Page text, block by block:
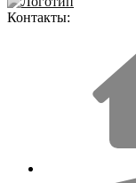
Контакты: